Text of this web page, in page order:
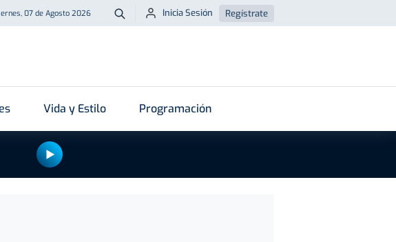
07 de Agosto 2026 Buscar
Inicia Sesión Regístrate
Vida y Estilo Programación